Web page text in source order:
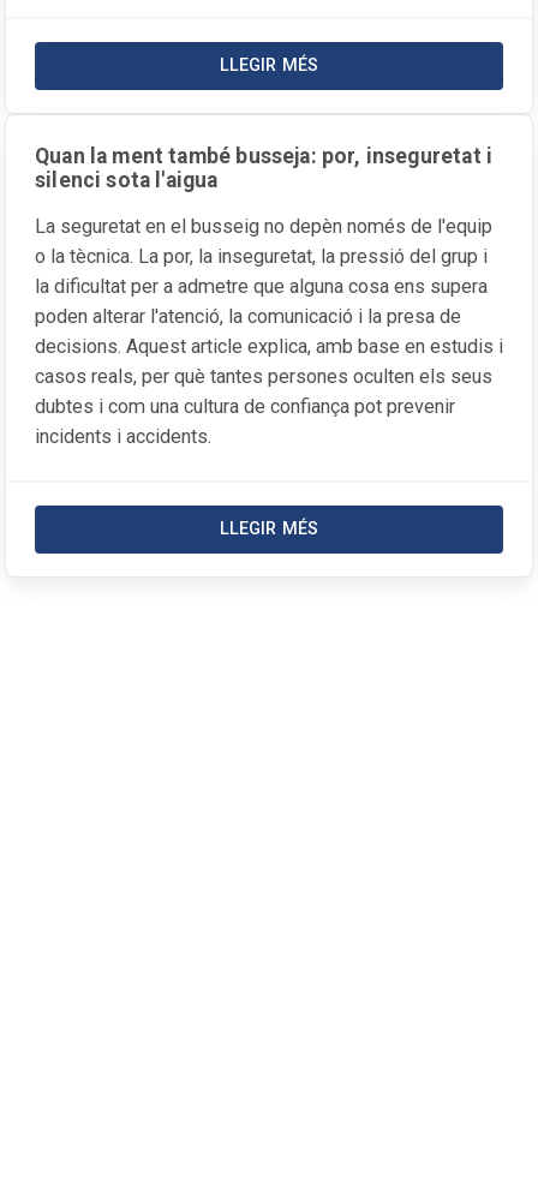
LLEGIR MÉSSOBRE LA NOTÍCIA PER QUÈ
Quan la ment també busseja: por, inseguretat i
silenci sota l'aigua
La seguretat en el busseig no depèn només de l'equip
o la tècnica. La por, la inseguretat, la pressió del grup i
la dificultat per a admetre que alguna cosa ens supera
poden alterar l'atenció, la comunicació i la presa de
decisions. Aquest article explica, amb base en estudis i
casos reals, per què tantes persones oculten els seus
dubtes i com una cultura de confiança pot prevenir
incidents i accidents.
LLEGIR MÉSSOBRE LA NOTÍCIA QUAN LA